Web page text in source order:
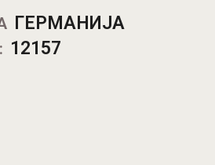
ГЕРМАНИЈА
12157